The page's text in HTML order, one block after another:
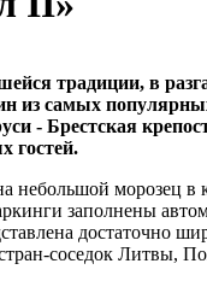
традиции, в
из самых
- Брестская
гостей.
небольшой морозец в
заполнены
достаточно
соседок Литвы,